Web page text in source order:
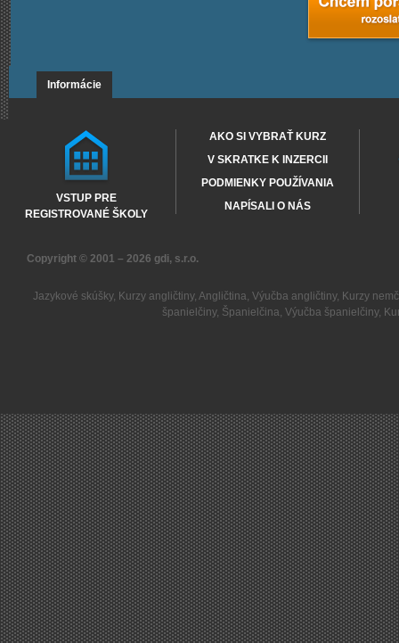
Informácie
VSTUP PRE
REGISTROVANÉ ŠKOLY
AKO SI VYBRAŤ KURZ
V SKRATKE K INZERCII
PODMIENKY POUŽÍVANIA
NAPÍSALI O NÁS
Copyright © 2001 – 2026 gdi, s.r.o.
Jazykové skúšky, Kurzy angličtiny, Angličtina, Výučba angličtiny, Kurzy
španielčiny, Španielčina, Výučba španielčiny,